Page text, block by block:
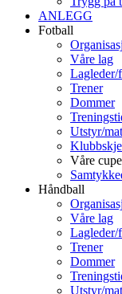
ANLEGG
Fotball
Våre lag
Lagleder/
Trener
Dommer
Utstyr/
Våre
Håndball
Våre lag
Lagleder/
Trener
Dommer
Utstyr/